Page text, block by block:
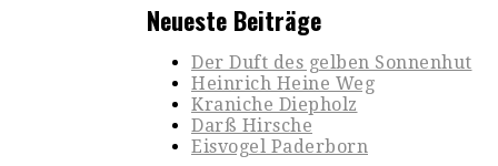
Neueste Beiträge
Der Duft des gelben Sonnenhut
Heinrich Heine Weg
Kraniche Diepholz
Darß Hirsche
Eisvogel Paderborn